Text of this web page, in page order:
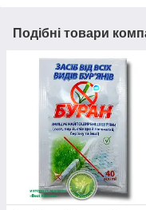
Подібні товари